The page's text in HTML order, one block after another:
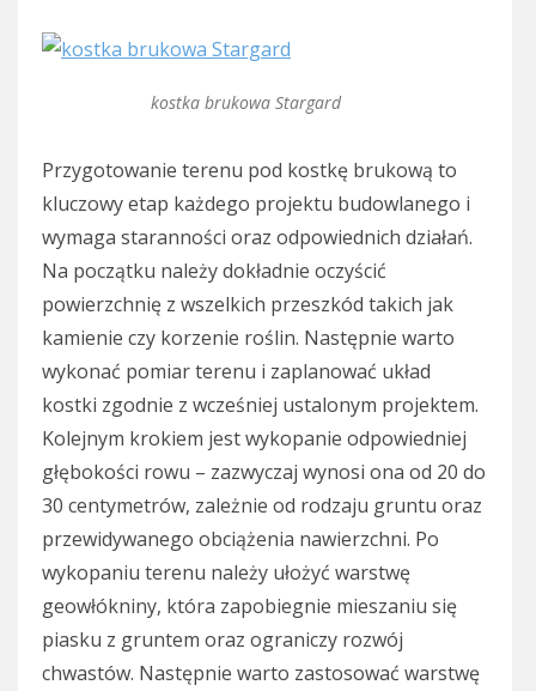
kostka brukowa Stargard
Przygotowanie terenu pod kostkę brukową to
kluczowy etap każdego projektu budowlanego i
wymaga staranności oraz odpowiednich działań.
Na początku należy dokładnie oczyścić
powierzchnię z wszelkich przeszkód takich jak
kamienie czy korzenie roślin. Następnie warto
wykonać pomiar terenu i zaplanować układ
kostki zgodnie z wcześniej ustalonym projektem.
Kolejnym krokiem jest wykopanie odpowiedniej
głębokości rowu – zazwyczaj wynosi ona od 20 do
30 centymetrów, zależnie od rodzaju gruntu oraz
przewidywanego obciążenia nawierzchni. Po
wykopaniu terenu należy ułożyć warstwę
geowłókniny, która zapobiegnie mieszaniu się
piasku z gruntem oraz ograniczy rozwój
chwastów. Następnie warto zastosować warstwę